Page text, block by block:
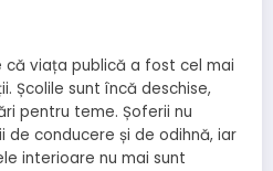
că viața publică a fost cel mai
Școlile sunt încă deschise,
pentru teme. Șoferii nu
conducere și de odihnă, iar
interioare nu mai sunt